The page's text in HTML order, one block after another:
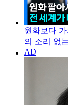
원화보다
의 소리 없